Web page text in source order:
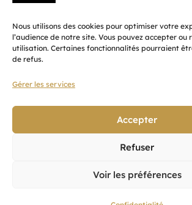
Nous utilisons des cookies pour optimiser votre
l’audience de notre site. Vous pouvez accepter ou
utilisation. Certaines fonctionnalités pourraient
de refus.
Gérer les services
Accepter
Refuser
Voir les préférences